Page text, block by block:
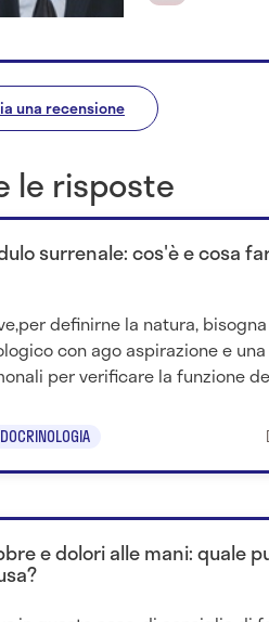
una recensione
le risposte
surrenale: cos'è e cosa
definirne la natura,
con ago aspirazione e
per verificare la funzione
e dolori alle mani: quale